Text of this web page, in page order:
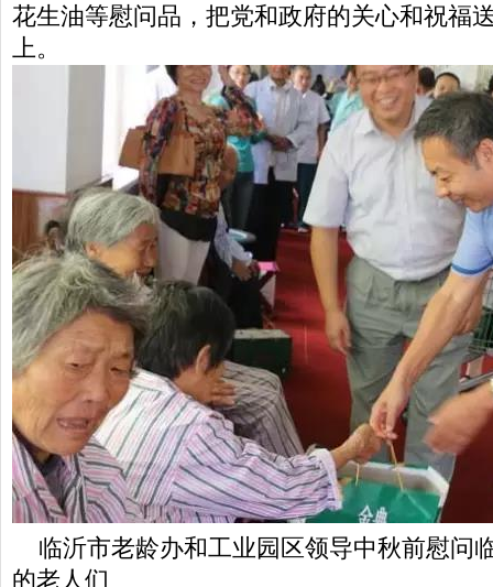
花生油等慰问品，把党和政府的关心和祝福
上。
临沂市老龄办和工业园区领导中秋前慰问
的老人们